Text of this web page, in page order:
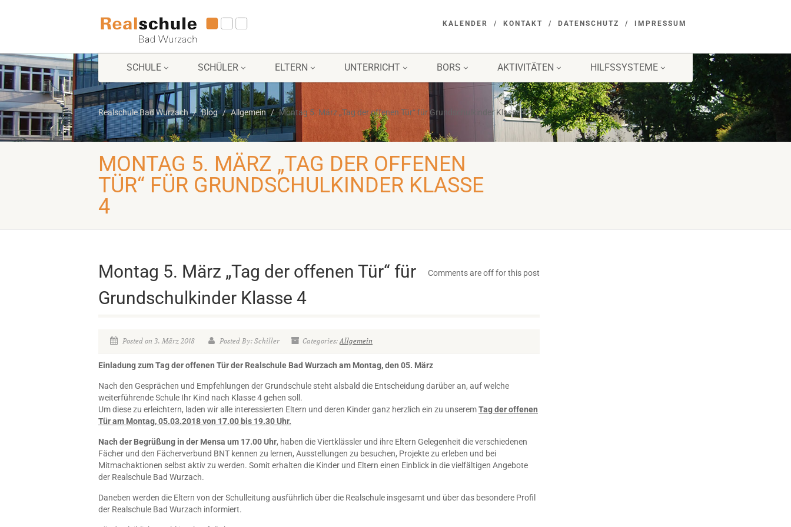
KALENDER KONTAKT DATENSCHUTZ IMPRESSUM
SCHULE SCHÜLER ELTERN UNTERRICHT BORS AKTIVITÄTEN HILFSSYSTEME
Realschule Bad Wurzach Blog Allgemein Montag 5. März „Tag der offenen Tür“ für Grundschulkinder Klasse 4
MONTAG 5. MÄRZ „TAG DER OFFENEN
TÜR“ FÜR GRUNDSCHULKINDER KLASSE
4
Comments are off for this post
Montag 5. März „Tag der offenen Tür“ für
Grundschulkinder Klasse 4
Posted on 3. März 2018 Posted By: Schiller Categories:Allgemein
Ein ladung zum Tag der offenen Tür der Realschule Bad Wurzach am Montag, den 05. März
Nach den Gesprächen und Empfehlungen der Grundschule steht alsbald die Entscheidung darüber an, auf welche
weiterführende Schule Ihr Kind nach Klasse 4 gehen soll.
Um diese zu erleichtern, laden wir alle interessierten Eltern und deren Kinder ganz herzlich ein zu unseremTag der offenen
Tür am Montag, 05.03.2018 von 17.00 bis 19.30 Uhr.
Nach der Begrüßung in der Mensa um 17.00 Uhr, haben die Viertklässler und ihre Eltern Gelegenheit die verschiedenen
Fächer und den Fächerverbund BNT kennen zu lernen, Ausstellungen zu besuchen, Projekte zu erleben und bei
Mitmachaktionen selbst aktiv zu werden. Somit erhalten die Kinder und Eltern einen Einblick in die vielfältigen Angebote
der Realschule Bad Wurzach.
Daneben werden die Eltern von der Schulleitung ausführlich über die Realschule insgesamt und über das besondere Profil
der Realschule Bad Wurzach informiert.